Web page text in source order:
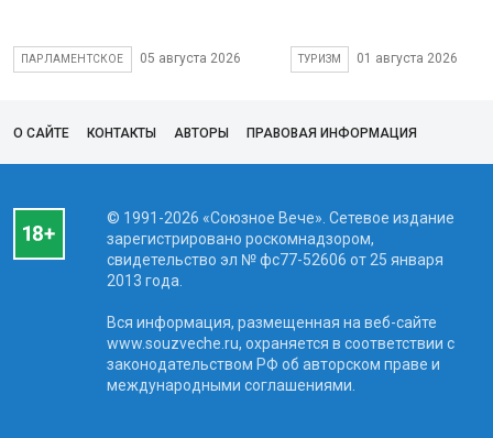
ПАРЛАМЕНТСКОЕ 05 августа 2026 ТУРИЗМ 01 августа 2026
О САЙТЕ КОНТАКТЫ АВТОРЫ ПРАВОВАЯ ИНФОРМАЦИЯ
© 1991-2026 «Союзное Вече». Сетевое издание
зарегистрировано роскомнадзором,
свидетельство эл № фc77-52606 от 25 января
2013 года.
Вся информация, размещенная на веб-сайте
www.souzveche.ru, охраняется в соответствии с
законодательством РФ об авторском праве и
международными соглашениями.